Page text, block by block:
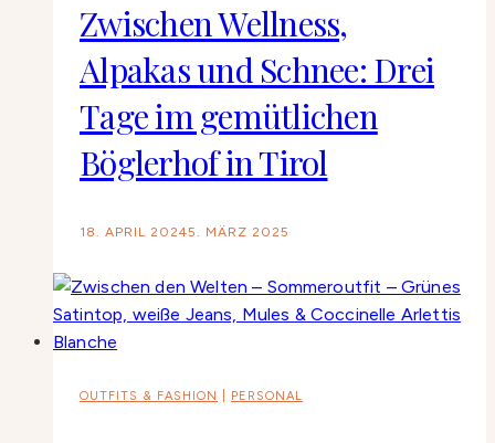
Zwischen Wellness,
Alpakas und Schnee: Drei
Tage im gemütlichen
Böglerhof in Tirol
18. APRIL 20245. MÄRZ 2025
OUTFITS & FASHION PERSONAL